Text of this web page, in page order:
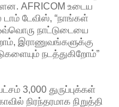
AFRICOM உடைய
டேவிஸ், “நாங்கள்
நாட்டுடையை
இராணுவங்களுக்கு
நடத்துகிறோம்”
3,000 துருப்புக்கள்
நிரந்தரமாக நிறுத்தி